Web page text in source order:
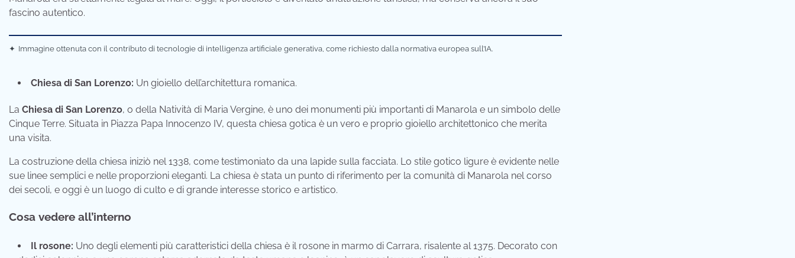
fascino autentico.
✦ Immagine ottenuta con il contributo di tecnologie di intelligenza artificiale generativa, come richiesto dalla normativa europea sull’IA.
Chiesa di San Lorenzo: Un gioiello dell’architettura romanica.
La Chiesa di San Lorenzo, o della Natività di Maria Vergine, è uno dei monumenti più importanti di Manarola e un simbolo delle
Cinque Terre. Situata in Piazza Papa Innocenzo IV, questa chiesa gotica è un vero e proprio gioiello architettonico che merita
una visita.
La costruzione della chiesa iniziò nel 1338, come testimoniato da una lapide sulla facciata. Lo stile gotico ligure è evidente nelle
sue linee semplici e nelle proporzioni eleganti. La chiesa è stata un punto di riferimento per la comunità di Manarola nel corso
dei secoli, e oggi è un luogo di culto e di grande interesse storico e artistico.
Cosa vedere all’interno
Il rosone: Uno degli elementi più caratteristici della chiesa è il rosone in marmo di Carrara, risalente al 1375. Decorato con